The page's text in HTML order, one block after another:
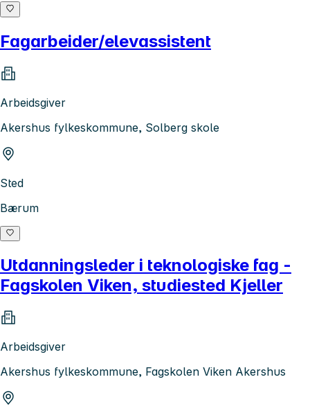
Fagarbeider/elevassistent
Arbeidsgiver
Akershus fylkeskommune, Solberg skole
Sted
Bærum
Utdanningsleder i teknologiske fag -
Fagskolen Viken, studiested Kjeller
Arbeidsgiver
Akershus fylkeskommune, Fagskolen Viken Akershus